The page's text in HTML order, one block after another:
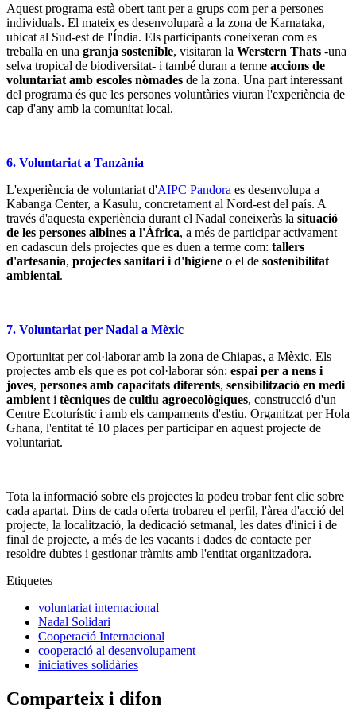
Aquest programa està obert tant per a grups com per a persones
individuals. El mateix es desenvoluparà a la zona de Karnataka,
ubicat al Sud-est de l'Índia. Els participants coneixeran com es
treballa en una granja sostenible, visitaran la Werstern Thats -una
selva tropical de biodiversitat- i també duran a terme accions de
voluntariat amb escoles nòmades de la zona. Una part interessant
del programa és que les persones voluntàries viuran l'experiència de
cap d'any amb la comunitat local.
6. Voluntariat a Tanzània
L'experiència de voluntariat d'AIPC Pandora es desenvolupa a
Kabanga Center, a Kasulu, concretament al Nord-est del país. A
través d'aquesta experiència durant el Nadal coneixeràs la situació
de les persones albines a l'Àfrica, a més de participar activament
en cadascun dels projectes que es duen a terme com: tallers
d'artesania, projectes sanitari i d'higiene o el de sostenibilitat
ambiental.
7. Voluntariat per Nadal a Mèxic
Oportunitat per col·laborar amb la zona de Chiapas, a Mèxic. Els
projectes amb els que es pot col·laborar són: espai per a nens i
joves, persones amb capacitats diferents, sensibilització en medi
ambient i tècniques de cultiu agroecològiques, construcció d'un
Centre Ecoturístic i amb els campaments d'estiu. Organitzat per Hola
Ghana, l'entitat té 10 places per participar en aquest projecte de
voluntariat.
Tota la informació sobre els projectes la podeu trobar fent clic sobre
cada apartat. Dins de cada oferta trobareu el perfil, l'àrea d'acció del
projecte, la localització, la dedicació setmanal, les dates d'inici i de
final de projecte, a més de les vacants i dades de contacte per
resoldre dubtes i gestionar tràmits amb l'entitat organitzadora.
Etiquetes
voluntariat internacional
Nadal Solidari
Cooperació Internacional
cooperació al desenvolupament
iniciatives solidàries
Comparteix i difon